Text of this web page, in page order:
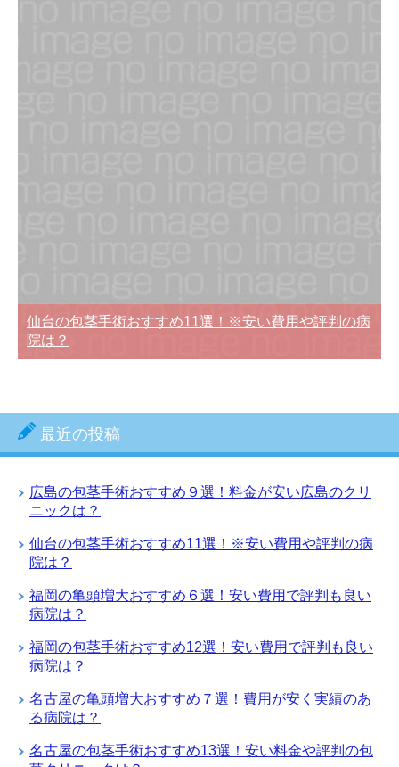
仙台の包茎手術おすすめ11選！※安い費用や評判の病
院は？
最近の投稿
広島の包茎手術おすすめ９選！料金が安い広島のクリ
ニックは？
仙台の包茎手術おすすめ11選！※安い費用や評判の病
院は？
福岡の亀頭増大おすすめ６選！安い費用で評判も良い
病院は？
福岡の包茎手術おすすめ12選！安い費用で評判も良い
病院は？
名古屋の亀頭増大おすすめ７選！費用が安く実績のあ
る病院は？
名古屋の包茎手術おすすめ13選！安い料金や評判の包